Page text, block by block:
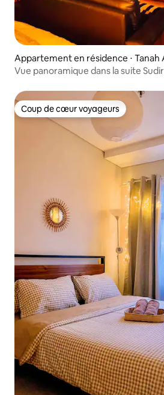
Appartement en résidence ⋅ Tanah
Vue panoramique dans la suite
Coup de cœur voyageurs
Coup de cœur voyageurs